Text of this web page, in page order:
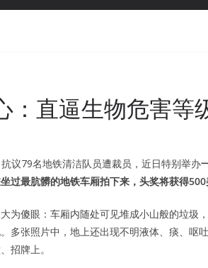
：直逼生物危害等
议79名地铁清洁队员遭裁员，近日特别举办
过最肮髒的地铁车厢拍下来，头奖将获得
为傻眼：车厢内随处可见堆成小山般的垃圾
多张照片中，地上还出现不明液体、痰、呕
招牌上。